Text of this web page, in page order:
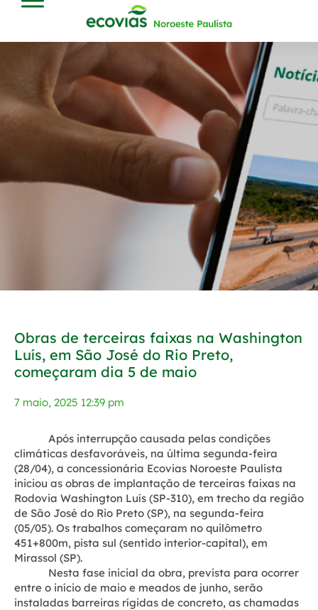
Obras de terceiras faixas na Washington
Luís, em São José do Rio Preto,
começaram dia 5 de maio
7 maio, 2025 12:39 pm
Após interrupção causada pelas condições
climáticas desfavoráveis, na última segunda-feira
(28/04), a concessionária Ecovias Noroeste Paulista
iniciou as obras de implantação de terceiras faixas na
Rodovia Washington Luís (SP-310), em trecho da região
de São José do Rio Preto (SP), na segunda-feira
(05/05). Os trabalhos começaram no quilômetro
451+800m, pista sul (sentido interior-capital), em
Mirassol (SP).
Nesta fase inicial da obra, prevista para ocorrer
entre o início de maio e meados de junho, serão
instaladas barreiras rígidas de concreto, as chamadas